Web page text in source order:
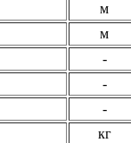
м
м
-
-
-
кг